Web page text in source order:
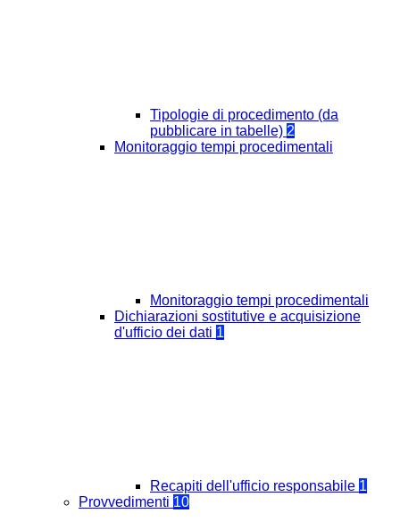
Tipologie di procedimento (da
pubblicare in tabelle) 2
Monitoraggio tempi procedimentali
Monitoraggio tempi procedimentali
Dichiarazioni sostitutive e acquisizione
d'ufficio dei dati 1
Recapiti dell'ufficio responsabile 1
Provvedimenti 10